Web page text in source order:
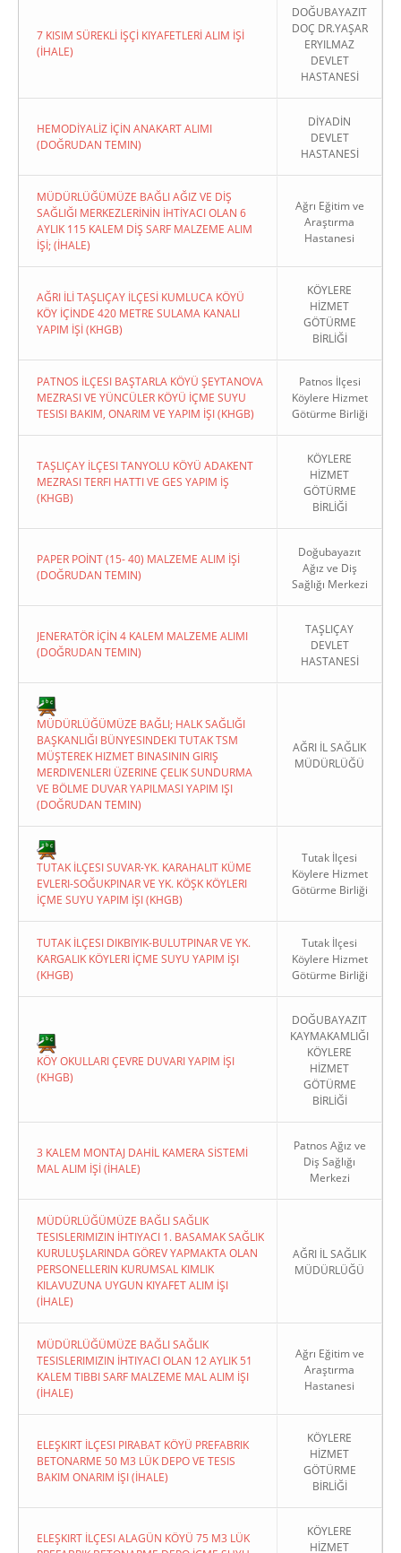
7 KISIM SÜREKLİ İŞÇİ KIYAFETLERİ ALIM İŞİ
(İHALE)
DOĞUBAYAZIT
DOÇ DR.YAŞAR
ERYILMAZ
DEVLET
HASTANESİ
HEMODİYALİZ İÇİN ANAKART ALIMI
(DOĞRUDAN TEMIN)
DİYADİN
DEVLET
HASTANESİ
MÜDÜRLÜĞÜMÜZE BAĞLI AĞIZ VE DİŞ
SAĞLIĞI MERKEZLERİNİN İHTİYACI OLAN 6
AYLIK 115 KALEM DİŞ SARF MALZEME ALIM
İŞİ; (İHALE)
Ağrı Eğitim ve
Araştırma
Hastanesi
AĞRI İLİ TAŞLIÇAY İLÇESİ KUMLUCA KÖYÜ
KÖY İÇİNDE 420 METRE SULAMA KANALI
YAPIM İŞİ (KHGB)
KÖYLERE
HİZMET
GÖTÜRME
BİRLİĞİ
PATNOS İLÇESI BAŞTARLA KÖYÜ ŞEYTANOVA
MEZRASI VE YÜNCÜLER KÖYÜ İÇME SUYU
TESISI BAKIM, ONARIM VE YAPIM İŞI (KHGB)
Patnos İlçesi
Köylere Hizmet
Götürme Birliği
TAŞLIÇAY İLÇESI TANYOLU KÖYÜ ADAKENT
MEZRASI TERFI HATTI VE GES YAPIM İŞ
(KHGB)
KÖYLERE
HİZMET
GÖTÜRME
BİRLİĞİ
PAPER POİNT (15- 40) MALZEME ALIM İŞİ
(DOĞRUDAN TEMIN)
Doğubayazıt
Ağız ve Diş
Sağlığı Merkezi
JENERATÖR İÇİN 4 KALEM MALZEME ALIMI
(DOĞRUDAN TEMIN)
TAŞLIÇAY
DEVLET
HASTANESİ
MÜDÜRLÜĞÜMÜZE BAĞLI; HALK SAĞLIĞI
BAŞKANLIĞI BÜNYESINDEKI TUTAK TSM
MÜŞTEREK HIZMET BINASININ GIRIŞ
MERDIVENLERI ÜZERINE ÇELIK SUNDURMA
VE BÖLME DUVAR YAPILMASI YAPIM IŞI
(DOĞRUDAN TEMIN)
AĞRI İL SAĞLIK
MÜDÜRLÜĞÜ
TUTAK İLÇESI SUVAR-YK. KARAHALIT KÜME
EVLERI-SOĞUKPINAR VE YK. KÖŞK KÖYLERI
İÇME SUYU YAPIM İŞI (KHGB)
Tutak İlçesi
Köylere Hizmet
Götürme Birliği
TUTAK İLÇESI DIKBIYIK-BULUTPINAR VE YK.
KARGALIK KÖYLERI İÇME SUYU YAPIM İŞI
(KHGB)
Tutak İlçesi
Köylere Hizmet
Götürme Birliği
KÖY OKULLARI ÇEVRE DUVARI YAPIM İŞI
(KHGB)
DOĞUBAYAZIT
KAYMAKAMLIĞI
KÖYLERE
HİZMET
GÖTÜRME
BİRLİĞİ
3 KALEM MONTAJ DAHİL KAMERA SİSTEMİ
MAL ALIM İŞİ (İHALE)
Patnos Ağız ve
Diş Sağlığı
Merkezi
MÜDÜRLÜĞÜMÜZE BAĞLI SAĞLIK
TESISLERIMIZIN İHTIYACI 1. BASAMAK SAĞLIK
KURULUŞLARINDA GÖREV YAPMAKTA OLAN
PERSONELLERIN KURUMSAL KIMLIK
KILAVUZUNA UYGUN KIYAFET ALIM İŞI
(İHALE)
AĞRI İL SAĞLIK
MÜDÜRLÜĞÜ
MÜDÜRLÜĞÜMÜZE BAĞLI SAĞLIK
TESISLERIMIZIN İHTIYACI OLAN 12 AYLIK 51
KALEM TIBBI SARF MALZEME MAL ALIM İŞI
(İHALE)
Ağrı Eğitim ve
Araştırma
Hastanesi
ELEŞKIRT İLÇESI PIRABAT KÖYÜ PREFABRIK
BETONARME 50 M3 LÜK DEPO VE TESIS
BAKIM ONARIM İŞI (İHALE)
KÖYLERE
HİZMET
GÖTÜRME
BİRLİĞİ
ELEŞKIRT İLÇESI ALAGÜN KÖYÜ 75 M3 LÜK
KÖYLERE
HİZMET